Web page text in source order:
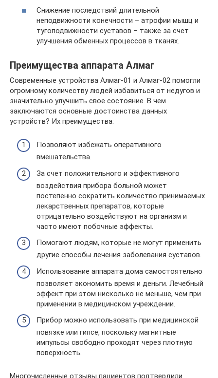
Снижение последствий длительной
неподвижности конечности – атрофии мышц и
тугоподвижности суставов – также за счет
улучшения обменных процессов в тканях.
Преимущества аппарата Алмаг
Современные устройства Алмаг-01 и Алмаг-02 помогли
огромному количеству людей избавиться от недугов и
значительно улучшить свое состояние. В чем
заключаются основные достоинства данных
устройств? Их преимущества:
Позволяют избежать оперативного
вмешательства.
За счет положительного и эффективного
воздействия прибора больной может
постепенно сократить количество принимаемых
лекарственных препаратов, которые
отрицательно воздействуют на организм и
часто имеют побочные эффекты.
Помогают людям, которые не могут применить
другие способы лечения заболевания суставов.
Использование аппарата дома самостоятельно
позволяет экономить время и деньги. Лечебный
эффект при этом нисколько не меньше, чем при
применении в медицинском учреждении.
Прибор можно использовать при медицинской
повязке или гипсе, поскольку магнитные
импульсы свободно проходят через плотную
поверхность.
Многочисленные отзывы пациентов подтвердили